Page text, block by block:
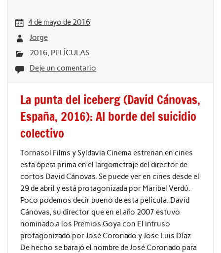
4 de mayo de 2016
Jorge
2016, PELÍCULAS
Deje un comentario
La punta del iceberg (David Cánovas,
España, 2016): Al borde del suicidio
colectivo
Tornasol Films y Syldavia Cinema estrenan en cines
esta ópera prima en el largometraje del director de
cortos David Cánovas. Se puede ver en cines desde el
29 de abril y está protagonizada por Maribel Verdú.
Poco podemos decir bueno de esta película. David
Cánovas, su director que en el año 2007 estuvo
nominado a los Premios Goya con El intruso
protagonizado por José Coronado y Jose Luis Díaz.
De hecho se barajó el nombre de José Coronado para